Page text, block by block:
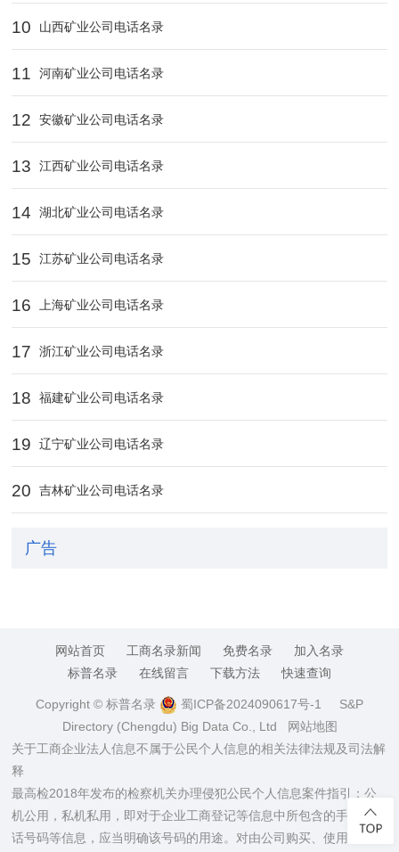
10 山西矿业公司电话名录
11 河南矿业公司电话名录
12 安徽矿业公司电话名录
13 江西矿业公司电话名录
14 湖北矿业公司电话名录
15 江苏矿业公司电话名录
16 上海矿业公司电话名录
17 浙江矿业公司电话名录
18 福建矿业公司电话名录
19 辽宁矿业公司电话名录
20 吉林矿业公司电话名录
广告
网站首页 工商名录新闻 免费名录
加入名录
标普名录
在线留言 下载方法 快速查询
Copyright © 标普名录 蜀ICP备2024090617号-1
S&P
Directory (Chengdu) Big Data Co., Ltd 网站地图
关于工商企业法人信息不属于公民个人信息的相关法律法规及司法解
释
最高检2018年发布的检察机关办理侵犯公民个人信息案件指引：公
机公用，私机私用，即对于企业工商登记等信息中所包含的手机、电
话号码等信息，应当明确该号码的用途。对由公司购买、使用的手